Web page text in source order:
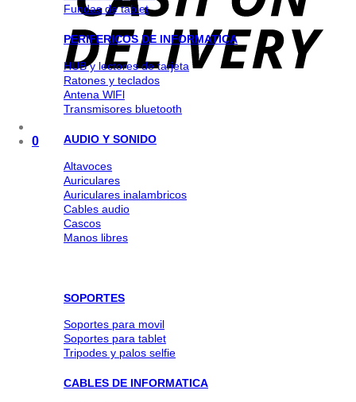
0
Fundas de tablet
PERIFERICOS DE INFORMATICA
HUB y lectores de tarjeta
Ratones y teclados
Antena WlFl
Transmisores bluetooth
AUDIO Y SONIDO
Altavoces
Auriculares
Auriculares inalambricos
Cables audio
Cascos
Manos libres
SOPORTES
Soportes para movil
Soportes para tablet
Tripodes y palos selfie
CABLES DE INFORMATICA